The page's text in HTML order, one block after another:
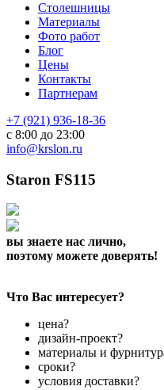
Столешницы
Материалы
Фото работ
Блог
Цены
Контакты
Партнерам
+7 (921) 936-18-36
с 8:00 до 23:00
info@krslon.ru
Staron FS115
вы знаете нас лично,
поэтому можете доверять!
Что Вас интересует?
цена?
дизайн-проект?
материалы и
сроки?
условия доставки?